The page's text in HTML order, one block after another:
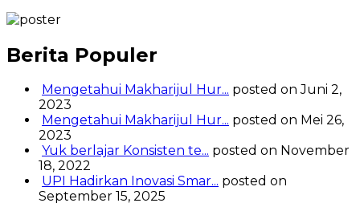
Berita Populer
Mengetahui Makharijul Hur... posted on Juni 2,
2023
Mengetahui Makharijul Hur... posted on Mei 26,
2023
Yuk berlajar Konsisten te... posted on November
18, 2022
UPI Hadirkan Inovasi Smar... posted on
September 15, 2025